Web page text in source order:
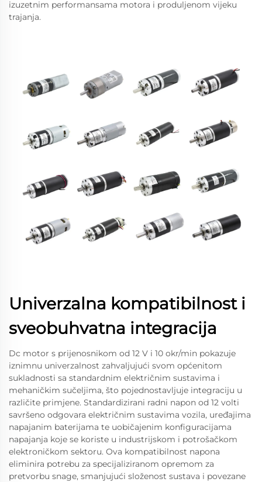
izuzetnim performansama motora i produljenom vijeku
trajanja.
Univerzalna kompatibilnost i
sveobuhvatna integracija
Dc motor s prijenosnikom od 12 V i 10 okr/min pokazuje
iznimnu univerzalnost zahvaljujući svom općenitom
sukladnosti sa standardnim električnim sustavima i
mehaničkim sučeljima, što pojednostavljuje integraciju u
različite primjene. Standardizirani radni napon od 12 volti
savršeno odgovara električnim sustavima vozila, uređajima
napajanim baterijama te uobičajenim konfiguracijama
napajanja koje se koriste u industrijskom i potrošačkom
elektroničkom sektoru. Ova kompatibilnost napona
eliminira potrebu za specijaliziranom opremom za
pretvorbu snage, smanjujući složenost sustava i povezane